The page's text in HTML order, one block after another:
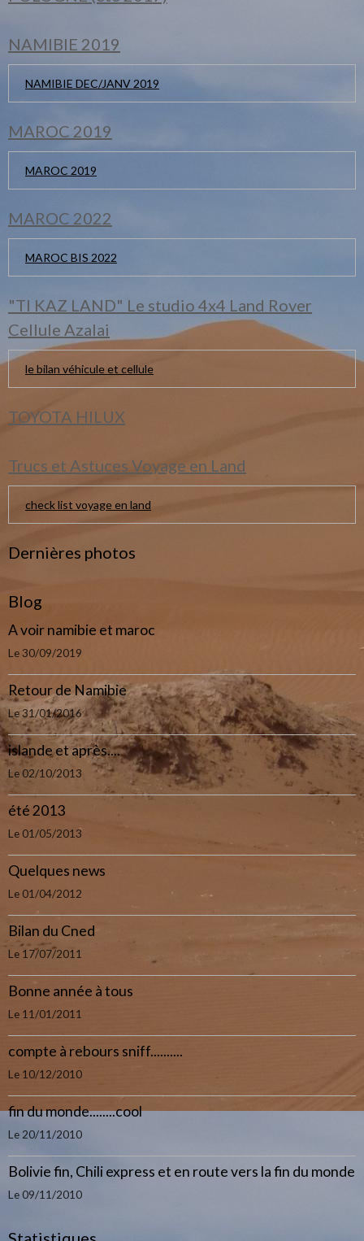
NAMIBIE 2019
NAMIBIE DEC/JANV 2019
MAROC 2019
MAROC 2019
MAROC 2022
MAROC BIS 2022
"TI KAZ LAND" Le studio 4x4 Land Rover
Cellule Azalai
le bilan véhicule et cellule
TOYOTA HILUX
Trucs et Astuces Voyage en Land
check list voyage en land
Dernières photos
Blog
A voir namibie et maroc
Le 30/09/2019
Retour de Namibie
Le 31/01/2016
islande et après....
Le 02/10/2013
été 2013
Le 01/05/2013
Quelques news
Le 01/04/2012
Bilan du Cned
Le 17/07/2011
Bonne année à tous
Le 11/01/2011
compte à rebours sniff..........
Le 10/12/2010
fin du monde........cool
Le 20/11/2010
Bolivie fin, Chili express et en route vers la fin du monde
Le 09/11/2010